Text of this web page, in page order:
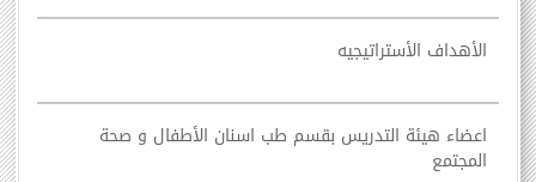
الأهداف الأستراتيجيه
اعضاء هيئة التدريس بقسم طب اسنان الأطفال و صحة
المجتمع